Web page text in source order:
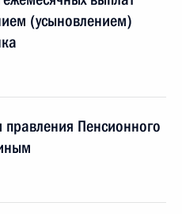
(усыновлением)
правления Пенсионного